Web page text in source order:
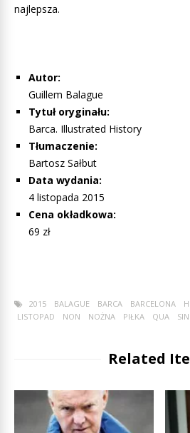
najlepsza.
Autor:
Guillem Balague
Tytuł oryginału:
Barca. Illustrated History
Tłumaczenie:
Bartosz Sałbut
Data wydania:
4 listopada 2015
Cena okładkowa:
69 zł
2015 BALAGUE BARCA BARCELONA
LISTOPAD
NON NOŻNA PIŁKA QUA
Related